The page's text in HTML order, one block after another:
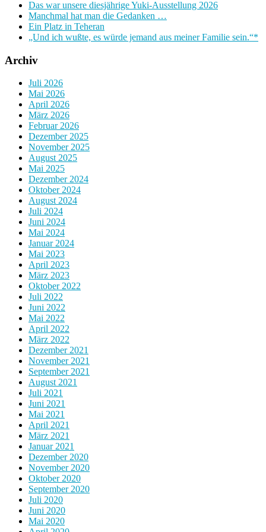
Das war unsere diesjährige Yuki-Ausstellung 2026
Manchmal hat man die Gedanken …
Ein Platz in Teheran
„Und ich wußte, es würde jemand aus meiner Familie sein.“*
Archiv
Juli 2026
Mai 2026
April 2026
März 2026
Februar 2026
Dezember 2025
November 2025
August 2025
Mai 2025
Dezember 2024
Oktober 2024
August 2024
Juli 2024
Juni 2024
Mai 2024
Januar 2024
Mai 2023
April 2023
März 2023
Oktober 2022
Juli 2022
Juni 2022
Mai 2022
April 2022
März 2022
Dezember 2021
November 2021
September 2021
August 2021
Juli 2021
Juni 2021
Mai 2021
April 2021
März 2021
Januar 2021
Dezember 2020
November 2020
Oktober 2020
September 2020
Juli 2020
Juni 2020
Mai 2020